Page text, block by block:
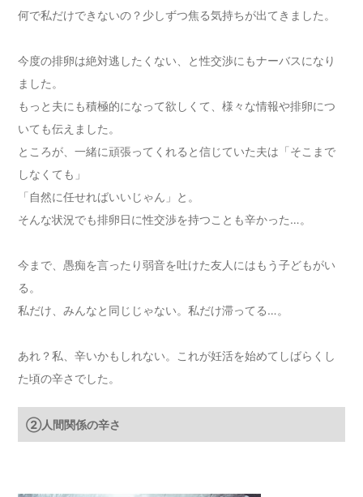
何で私だけできないの？少しずつ焦る気持ちが出てきました。
今度の排卵は絶対逃したくない、と性交渉にもナーバスになり
ました。
もっと夫にも積極的になって欲しくて、様々な情報や排卵につ
いても伝えました。
ところが、一緒に頑張ってくれると信じていた夫は「そこまで
しなくても」
「自然に任せればいいじゃん」と。
そんな状況でも排卵日に性交渉を持つことも辛かった…。
今まで、愚痴を言ったり弱音を吐けた友人にはもう子どもがい
る。
私だけ、みんなと同じじゃない。私だけ滞ってる…。
あれ？私、辛いかもしれない。これが妊活を始めてしばらくし
た頃の辛さでした。
②人間関係の辛さ